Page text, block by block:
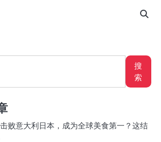
搜
索
败意大利日本，成为全球美食第一？这结